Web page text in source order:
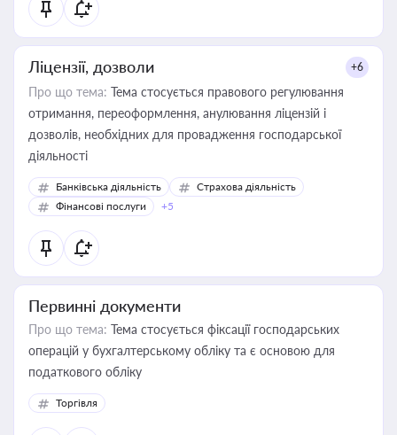
Ліцензії, дозволи +6
Про що тема: Тема стосується правового регулювання
отримання, переоформлення, анулювання ліцензій і
дозволів, необхідних для провадження господарської
діяльності
Банківська діяльність
Страхова діяльність
Фінансові послуги
+5
Первинні документи
Про що тема: Тема стосується фіксації господарських
операцій у бухгалтерському обліку та є основою для
податкового обліку
Торгівля